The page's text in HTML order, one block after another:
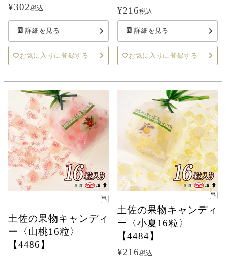
¥302税込
詳細を見る
お気に入りに登録する
¥216税込
詳細を見る
お気に入りに登録する
土佐の果物キャンディ
ー〈山桃16粒〉
【4486】
土佐の果物キャンディ
ー〈小夏16粒〉
【4484】
¥216税込